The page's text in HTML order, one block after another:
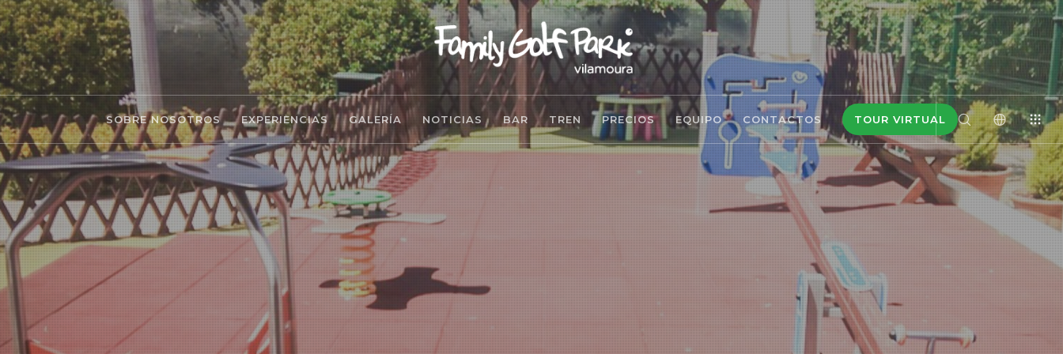
SOBRE NOSOTROS EXPERIENCIAS GALERÍA NOTICIAS BAR TREN PRECIOS EQUIPO CONTACTOS TOUR VIRTUAL